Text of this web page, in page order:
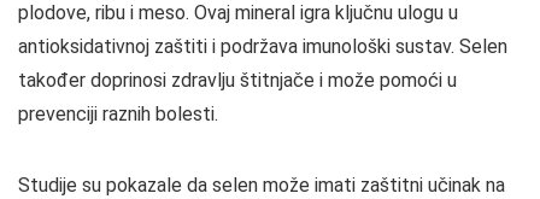
plodove, ribu i meso. Ovaj mineral igra ključnu ulogu u
antioksidativnoj zaštiti i podržava imunološki sustav. Selen
također doprinosi zdravlju štitnjače i može pomoći u
prevenciji raznih bolesti.
Studije su pokazale da selen može imati zaštitni učinak na